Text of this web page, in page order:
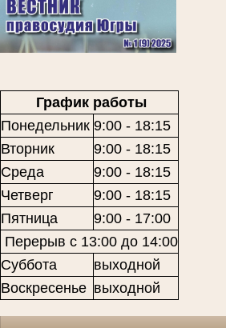
График работы
Понедельник 9:00 - 18:15
Вторник
9:00 - 18:15
Среда
9:00 - 18:15
Четверг
9:00 - 18:15
Пятница
9:00 - 17:00
Перерыв с 13:00 до 14:00
Суббота
выходной
Воскресенье выходной